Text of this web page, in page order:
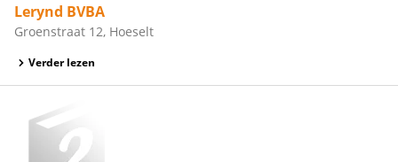
Lerynd BVBA
Groenstraat 12, Hoeselt
Verder lezen